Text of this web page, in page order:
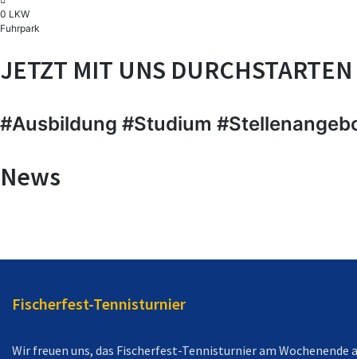
0 LKW
Fuhrpark
JETZT MIT UNS
#Ausbildung #Studium
News
Fischerfest-Tennisturnier
Wir freuen uns, das Fischerfest-Tennisturnier am